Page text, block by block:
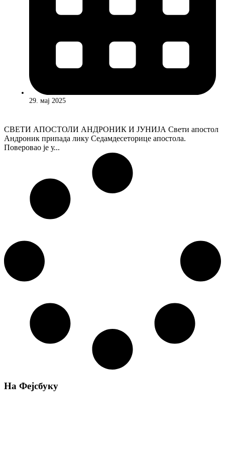
29. мај 2025
СВЕТИ АПОСТОЛИ АНДРОНИК И ЈУНИЈА Свети апостол
Андроник припада лику Седамдесеторице апостола.
Поверовао је у...
На Фејсбуку